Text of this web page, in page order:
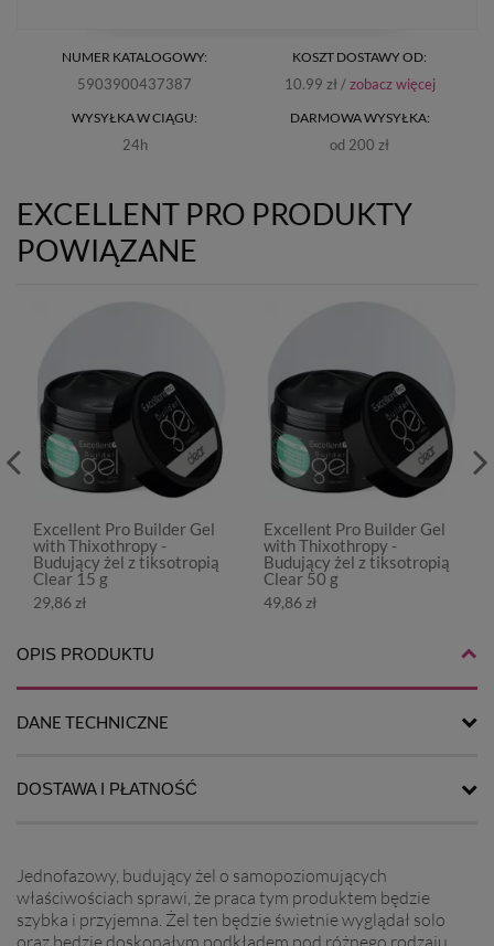
NUMER KATALOGOWY:
5903900437387
WYSYŁKA W CIĄGU:
24h
KOSZT DOSTAWY OD:
10.99 zł /zobacz więcej
DARMOWA WYSYŁKA:
od 200 zł
EXCELLENT PRO PRODUKTY
POWIĄZANE
Excellent Pro Builder Gel
with Thixothropy -
Budujący żel z tiksotropią
Clear 15 g
29,86 zł
Excellent Pro Builder Gel
with Thixothropy -
Budujący żel z tiksotropią
Clear 50 g
49,86 zł
OPIS PRODUKTU
DANE TECHNICZNE
DOSTAWA I PŁATNOŚĆ
Jednofazowy, budujący żel o samopoziomujących
właściwościach sprawi, że praca tym produktem będzie
szybka i przyjemna. Żel ten będzie świetnie wyglądał solo